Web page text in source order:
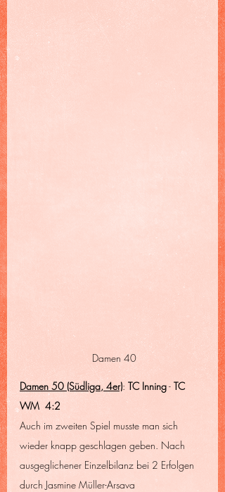
Damen 40
Damen 50 (Südliga, 4er): TC Inning - TC
WM  4:2
Auch im zweiten Spiel musste man sich
wieder knapp geschlagen geben. Nach
ausgeglichener Einzelbilanz bei 2 Erfolgen
durch Jasmine Müller-Arsava